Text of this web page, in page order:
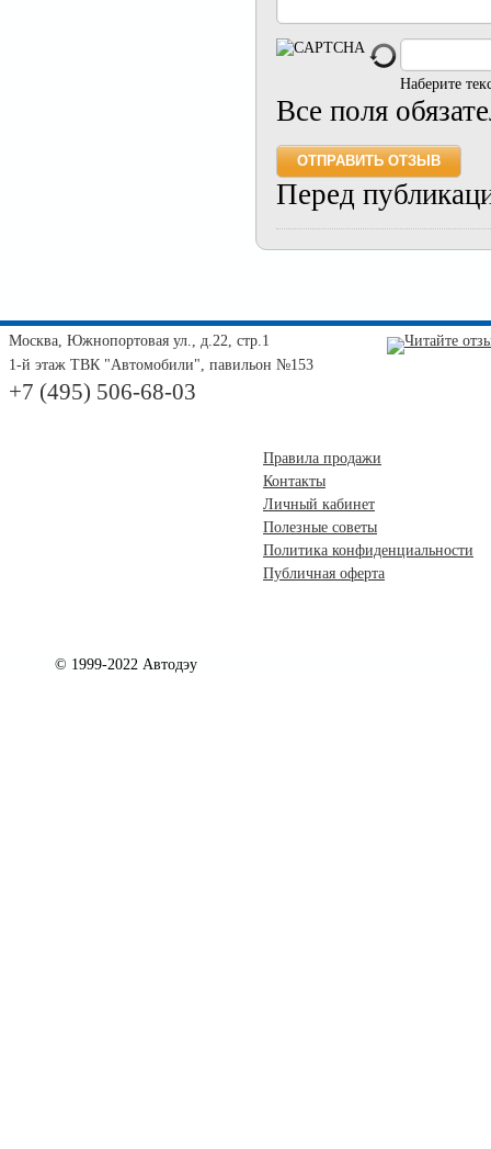
Наберите
Все поля
Перед
Москва, Южнопортовая ул., д.22, стр.1
1-й этаж ТВК "Автомобили", павильон №153
+7 (495) 506-68-03
Правила продажи
Контакты
Личный кабинет
Полезные советы
Политика конфиденциальности
Публичная оферта
© 1999-2022 Автодэу